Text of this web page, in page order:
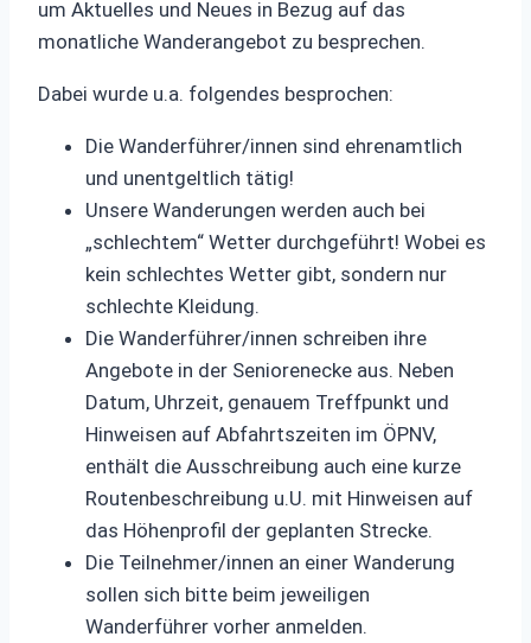
um Aktuelles und Neues in Bezug auf das
monatliche Wanderangebot zu besprechen.
Dabei wurde u.a. folgendes besprochen:
Die Wanderführer/innen sind ehrenamtlich
und unentgeltlich tätig!
Unsere Wanderungen werden auch bei
„schlechtem“ Wetter durchgeführt! Wobei es
kein schlechtes Wetter gibt, sondern nur
schlechte Kleidung.
Die Wanderführer/innen schreiben ihre
Angebote in der Seniorenecke aus. Neben
Datum, Uhrzeit, genauem Treffpunkt und
Hinweisen auf Abfahrtszeiten im ÖPNV,
enthält die Ausschreibung auch eine kurze
Routenbeschreibung u.U. mit Hinweisen auf
das Höhenprofil der geplanten Strecke.
Die Teilnehmer/innen an einer Wanderung
sollen sich bitte beim jeweiligen
Wanderführer vorher anmelden.